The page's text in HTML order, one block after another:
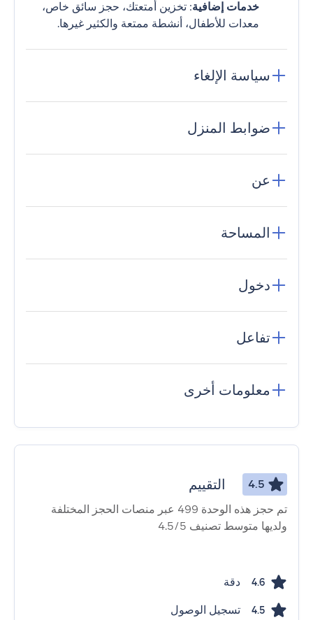
خدمات إضافية: تخزين أمتعتك، حجز سائق خاص،
معدات للأطفال، أنشطة ممتعة والكثير غيرها.
سياسة الإلغاء
ضوابط المنزل
عن
المساحة
دخول
تفاعل
معلومات أخرى
4.5 التقييم
تم حجز هذه الوحدة 499 عبر منصات الحجز المختلفة
ولديها متوسط ​​تصنيف 4.5/5
4.6 دقة
4.5 تسجيل الوصول